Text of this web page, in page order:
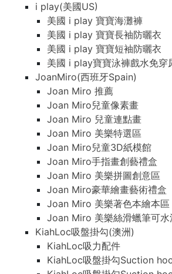
i play(美國US)
美國 i play 寶寶海灘褲
美國 i play 寶寶長袖防曬衣
美國 i play 寶寶短袖防曬衣
美國 i play寶寶泳褲戲水免穿
JoanMiro(西班牙Spain)
Joan Miro 推薦
Joan Miro兒童像素畫
Joan Miro 兒童連點畫
Joan Miro 美樂特選區
Joan Miro兒童3D紙模館
Joan Miro手指畫創藝禮盒
Joan Miro 美樂拼圖創意區
Joan Miro豪華繪畫藝術禮盒
Joan Miro 美樂著色本繪本區
Joan Miro 美樂絲滑蠟筆可水
KiahLoc吸盤掛勾(澳洲)
KiahLoc吸力配件
KiahLoc吸盤掛勾Suction